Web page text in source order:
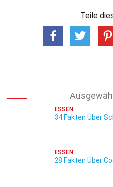
Teile
ESSEN
34 Fakten Über
ESSEN
28 Fakten Über